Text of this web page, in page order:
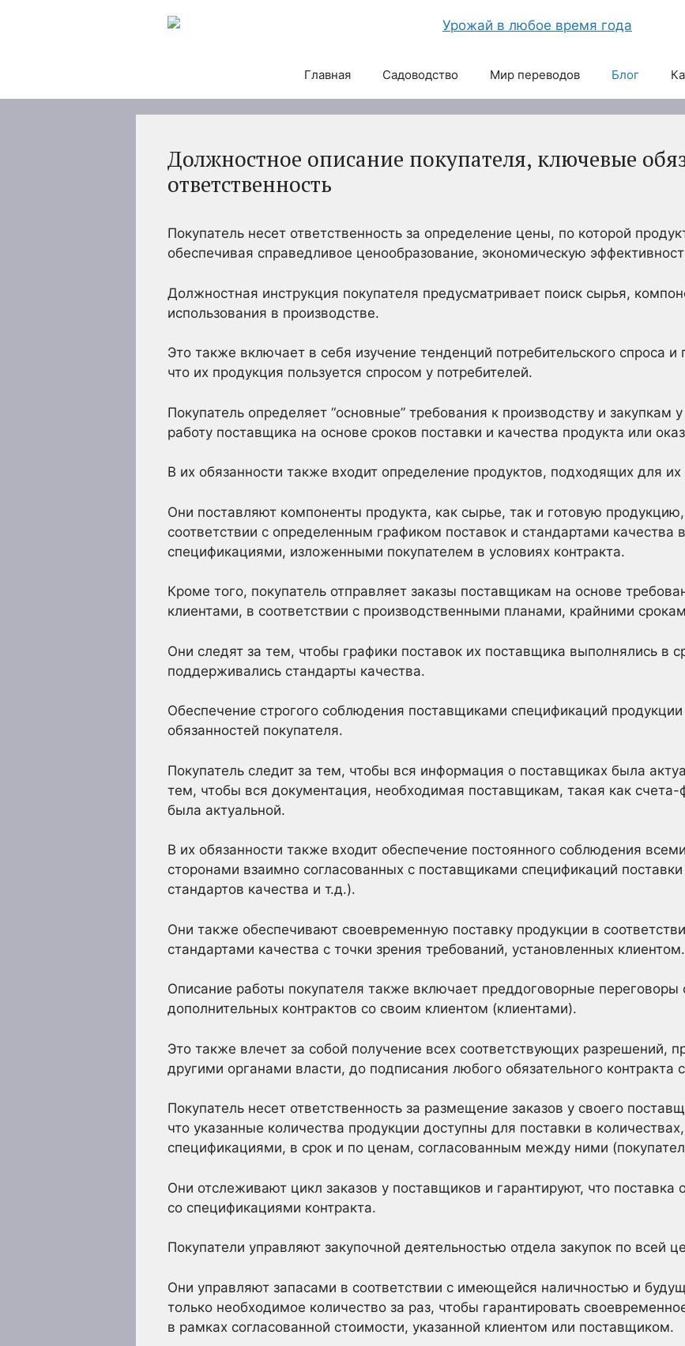
Главная Садоводство Мир переводов Блог
Должностное описание покупателя, ключевые
ответственность
Покупатель несет ответственность за определение цены, по которой
обеспечивая справедливое ценообразование, экономическую
Должностная инструкция покупателя предусматривает поиск сырья,
использования в производстве.
Это также включает в себя изучение тенденций потребительского спроса и
что их продукция пользуется спросом у потребителей.
Покупатель определяет “основные” требования к производству и закупкам
работу поставщика на основе сроков поставки и качества продукта или
В их обязанности также входит определение продуктов, подходящих для их
Они поставляют компоненты продукта, как сырье, так и готовую
соответствии с определенным графиком поставок и стандартами качества
спецификациями, изложенными покупателем в условиях контракта.
Кроме того, покупатель отправляет заказы поставщикам на основе
клиентами, в соответствии с производственными планами, крайними
Они следят за тем, чтобы графики поставок их поставщика выполнялись в
поддерживались стандарты качества.
Обеспечение строгого соблюдения поставщиками спецификаций
обязанностей покупателя.
Покупатель следит за тем, чтобы вся информация о поставщиках была
тем, чтобы вся документация, необходимая поставщикам, такая как счета-
была актуальной.
В их обязанности также входит обеспечение постоянного соблюдения
сторонами взаимно согласованных с поставщиками спецификаций
стандартов качества и т.д.).
Они также обеспечивают своевременную поставку продукции в
стандартами качества с точки зрения требований, установленных клиентом.
Описание работы покупателя также включает преддоговорные
дополнительных контрактов со своим клиентом (клиентами).
Это также влечет за собой получение всех соответствующих разрешений,
другими органами власти, до подписания любого обязательного контракта
Покупатель несет ответственность за размещение заказов у своего
что указанные количества продукции доступны для поставки в
спецификациями, в срок и по ценам, согласованным между ними
Они отслеживают цикл заказов у поставщиков и гарантируют, что поставка
со спецификациями контракта.
Покупатели управляют закупочной деятельностью отдела закупок по всей
Они управляют запасами в соответствии с имеющейся наличностью и
только необходимое количество за раз, чтобы гарантировать
в рамках согласованной стоимости, указанной клиентом или поставщиком.